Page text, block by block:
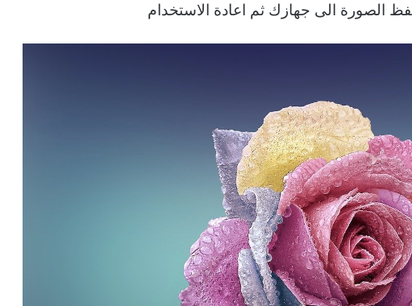
الصورة الى جهازك ثم اعادة الاستخدام